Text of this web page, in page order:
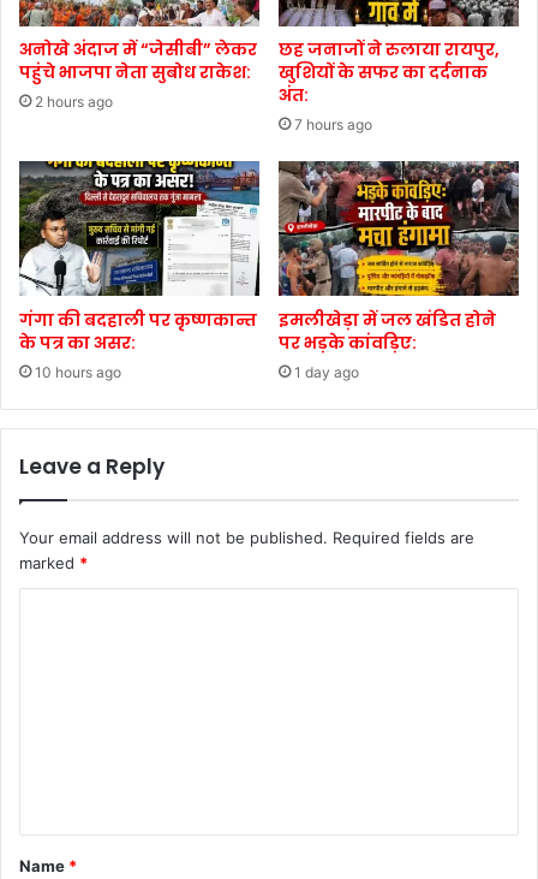
अनोखे अंदाज में “जेसीबी” लेकर
पहुंचे भाजपा नेता सुबोध राकेश:
2 hours ago
छह जनाजों ने रुलाया रायपुर,
खुशियों के सफर का दर्दनाक
अंत:
7 hours ago
गंगा की बदहाली पर कृष्णकान्त
के पत्र का असर:
10 hours ago
इमलीखेड़ा में जल खंडित होने
पर भड़के कांवड़िए:
1 day ago
Leave a Reply
Your email address will not be published. Required fields are
marked *
*
Name *